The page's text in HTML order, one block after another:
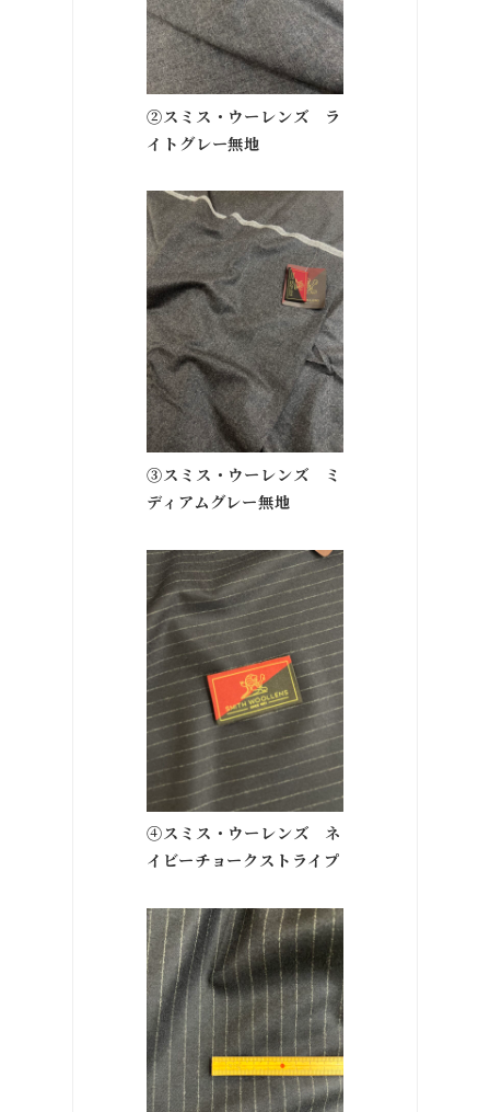
②スミス・ウーレンズ ラ
イトグレー無地
③スミス・ウーレンズ ミ
ディアムグレー無地
④スミス・ウーレンズ ネ
イビーチョークストライプ